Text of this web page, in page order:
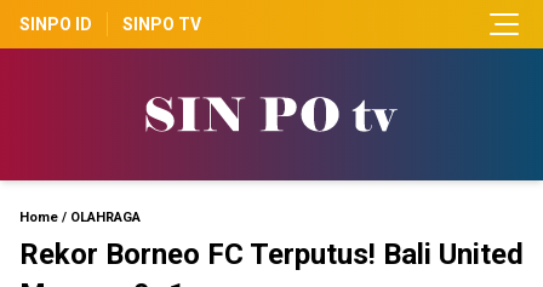
SINPO ID SINPO TV
Home / OLAHRAGA
Rekor Borneo FC Terputus! Bali United